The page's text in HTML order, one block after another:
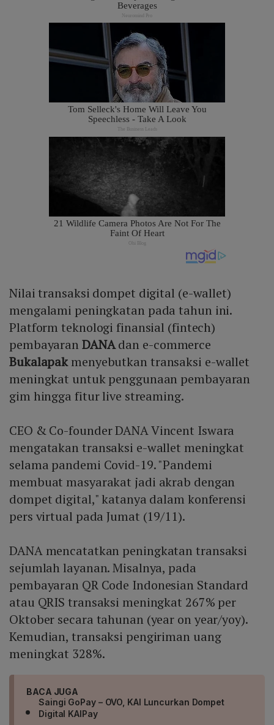
Nilai transaksi dompet digital (e-wallet)
mengalami peningkatan pada tahun ini.
Platform teknologi finansial (fintech)
pembayaran DANAdan e-commerce
Bukalapakmenyebutkan transaksi e-wallet
meningkat untuk penggunaan pembayaran
gim hingga fitur live streaming.
CEO & Co-founder DANA Vincent Iswara
mengatakan transaksi e-wallet meningkat
selama pandemi Covid-19. "Pandemi
membuat masyarakat jadi akrab dengan
dompet digital," katanya dalam konferensi
pers virtual pada Jumat (19/11).
DANA mencatatkan peningkatan transaksi
sejumlah layanan. Misalnya, pada
pembayaran QR Code Indonesian Standard
atau QRIS transaksi meningkat 267% per
Oktober secara tahunan (year on year/yoy).
Kemudian, transaksi pengiriman uang
meningkat 328%.
BACA JUGA
Saingi GoPay – OVO, KAI Luncurkan Dompet
Digital KAIPay